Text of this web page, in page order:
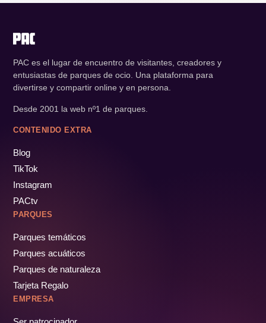
PAC es el lugar de encuentro de visitantes, creadores y
entusiastas de parques de ocio. Una plataforma para
divertirse y compartir online y en persona.
Desde 2001 la web nº1 de parques.
CONTENIDO EXTRA
Blog
TikTok
Instagram
PACtv
PARQUES
Parques temáticos
Parques acuáticos
Parques de naturaleza
Tarjeta Regalo
EMPRESA